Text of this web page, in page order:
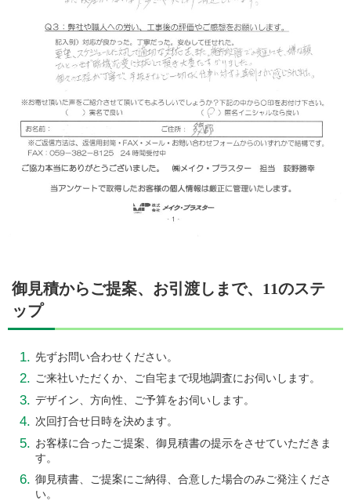
御見積からご提案、お引渡しまで、11のステ
ップ
先ずお問い合わせください。
ご来社いただくか、ご自宅まで現地調査にお伺いします。
デザイン、方向性、ご予算をお伺いします。
次回打合せ日時を決めます。
お客様に合ったご提案、御見積書の提示をさせていただきま
す。
御見積書、ご提案にご納得、 合意した場合のみご発注くださ
い。